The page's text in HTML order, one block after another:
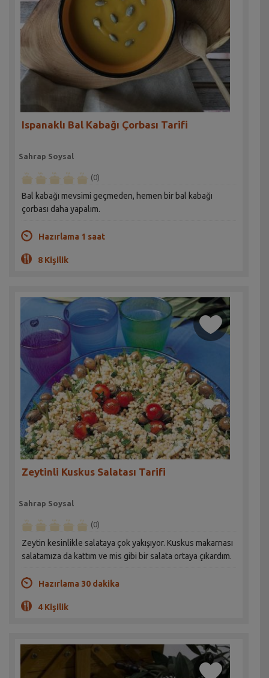
Ispanaklı Bal Kabağı Çorbası Tarifi
Sahrap Soysal
(0)
Bal kabağı mevsimi geçmeden, hemen bir bal kabağı
çorbası daha yapalım.
Hazırlama 1 saat
8 Kişilik
Zeytinli Kuskus Salatası Tarifi
Sahrap Soysal
(0)
Zeytin kesinlikle salataya çok yakışıyor. Kuskus makarnası
salatamıza da kattım ve mis gibi bir salata ortaya çıkardım.
Hazırlama 30 dakika
4 Kişilik